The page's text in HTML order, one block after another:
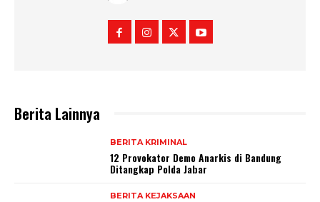
Berita Lainnya
BERITA KRIMINAL
12 Provokator Demo Anarkis di Bandung
Ditangkap Polda Jabar
BERITA KEJAKSAAN